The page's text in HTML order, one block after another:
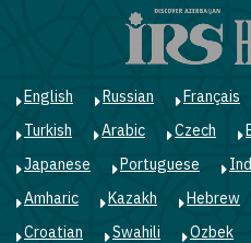
English Russian Français
Turkish
Arabic Czech
Japanese
Portuguese
Amharic
Kazakh Hebrew
Croatian
Swahili Ozbek